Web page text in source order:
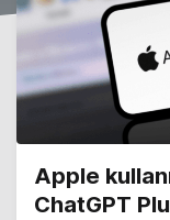
Apple
ChatGPT